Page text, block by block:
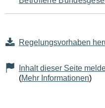
Seiteninhalt
Regelungsvorhaben
Inhalt dieser Seite
(Mehr Informationen)